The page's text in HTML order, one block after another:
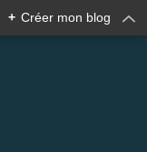
+ Créer mon blog